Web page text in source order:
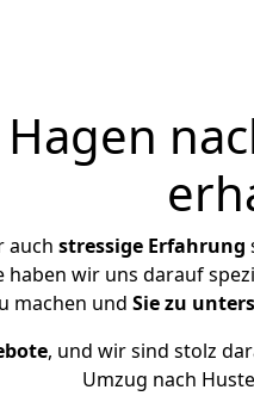
auch stressige Erfahrung
wir uns darauf
machen und Sie zu
, und wir sind stolz
Umzug nach